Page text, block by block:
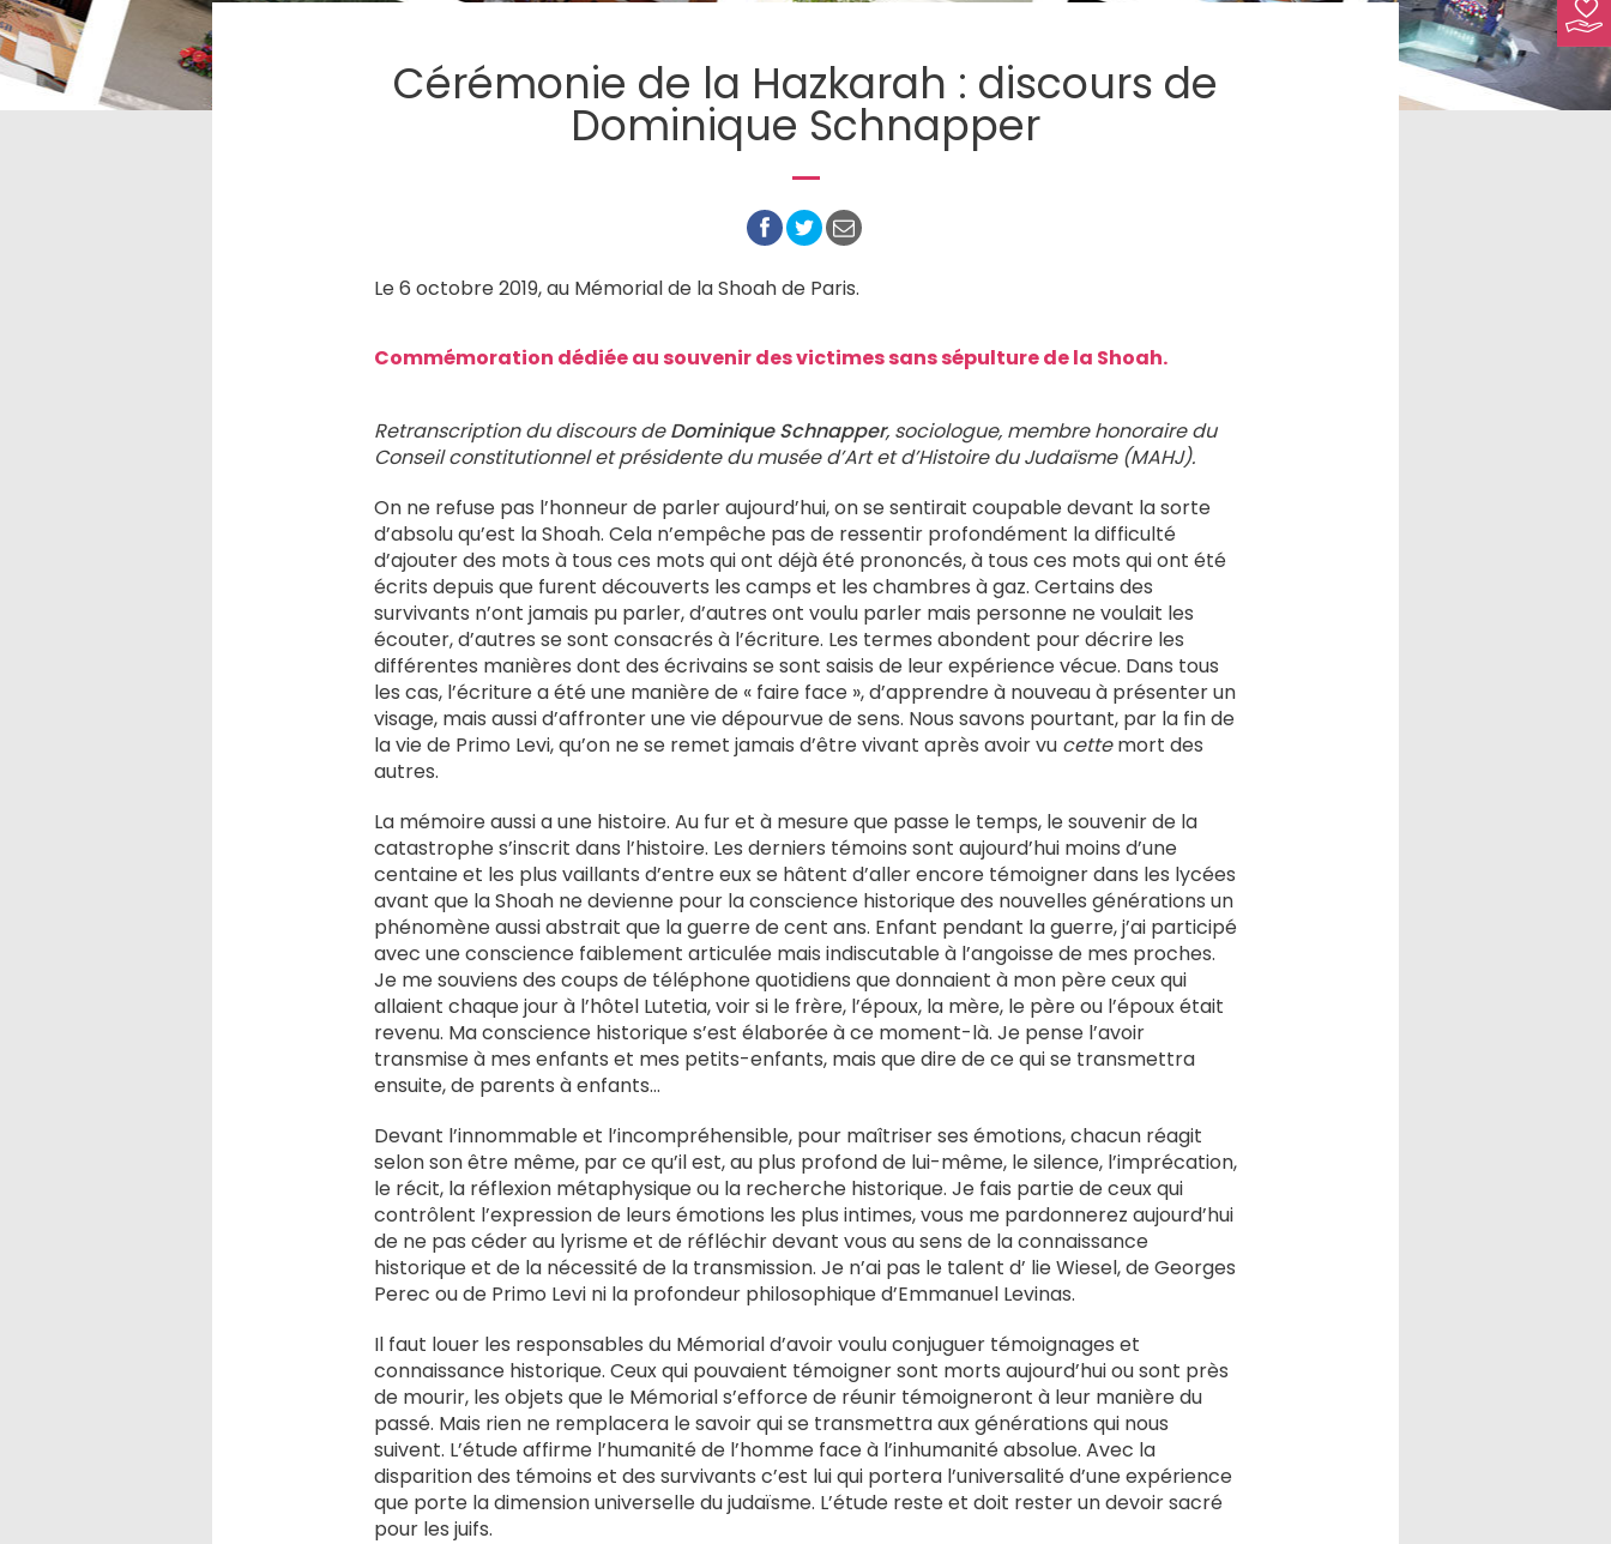
Cérémonie de la Hazkarah : discours de
Dominique Schnapper
Le 6 octobre 2019, au Mémorial de la Shoah de Paris.
Commémoration dédiée au souvenir des victimes sans sépulture de la Shoah.
Retranscription du discours deDominique Schnapper, sociologue, membre honoraire du
Conseil constitutionnel et présidente du musée d’Art et d’Histoire du Judaïsme (MAHJ).
On ne refuse pas l’honneur de parler aujourd’hui, on se sentirait coupable devant la sorte
d’absolu qu’est la Shoah. Cela n’empêche pas de ressentir profondément la difficulté
d’ajouter des mots à tous ces mots qui ont déjà été prononcés, à tous ces mots qui ont été
écrits depuis que furent découverts les camps et les chambres à gaz. Certains des
survivants n’ont jamais pu parler, d’autres ont voulu parler mais personne ne voulait les
écouter, d’autres se sont consacrés à l’écriture. Les termes abondent pour décrire les
différentes manières dont des écrivains se sont saisis de leur expérience vécue. Dans tous
les cas, l’écriture a été une manière de « faire face », d’apprendre à nouveau à présenter un
visage, mais aussi d’affronter une vie dépourvue de sens. Nous savons pourtant, par la fin de
la vie de Primo Levi, qu’on ne se remet jamais d’être vivant après avoir vu cettemort des
autres.
La mémoire aussi a une histoire. Au fur et à mesure que passe le temps, le souvenir de la
catastrophe s’inscrit dans l’histoire. Les derniers témoins sont aujourd’hui moins d’une
centaine et les plus vaillants d’entre eux se hâtent d’aller encore témoigner dans les lycées
avant que la Shoah ne devienne pour la conscience historique des nouvelles générations un
phénomène aussi abstrait que la guerre de cent ans. Enfant pendant la guerre, j’ai participé
avec une conscience faiblement articulée mais indiscutable à l’angoisse de mes proches.
Je me souviens des coups de téléphone quotidiens que donnaient à mon père ceux qui
allaient chaque jour à l’hôtel Lutetia, voir si le frère, l’époux, la mère, le père ou l’époux était
revenu. Ma conscience historique s’est élaborée à ce moment-là. Je pense l’avoir
transmise à mes enfants et mes petits-enfants, mais que dire de ce qui se transmettra
ensuite, de parents à enfants…
Devant l’innommable et l’incompréhensible, pour maîtriser ses émotions, chacun réagit
selon son être même, par ce qu’il est, au plus profond de lui-même, le silence, l’imprécation,
le récit, la réflexion métaphysique ou la recherche historique. Je fais partie de ceux qui
contrôlent l’expression de leurs émotions les plus intimes, vous me pardonnerez aujourd’hui
de ne pas céder au lyrisme et de réfléchir devant vous au sens de la connaissance
historique et de la nécessité de la transmission. Je n’ai pas le talent d’ lie Wiesel, de Georges
Perec ou de Primo Levi ni la profondeur philosophique d’Emmanuel Levinas.
Il faut louer les responsables du Mémorial d’avoir voulu conjuguer témoignages et
connaissance historique. Ceux qui pouvaient témoigner sont morts aujourd’hui ou sont près
de mourir, les objets que le Mémorial s’efforce de réunir témoigneront à leur manière du
passé. Mais rien ne remplacera le savoir qui se transmettra aux générations qui nous
suivent. L’étude affirme l’humanité de l’homme face à l’inhumanité absolue. Avec la
disparition des témoins et des survivants c’est lui qui portera l’universalité d’une expérience
que porte la dimension universelle du judaïsme. L’étude reste et doit rester un devoir sacré
pour les juifs.